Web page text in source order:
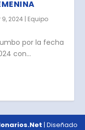
9, 2024 | Equipo
por la fecha
con...
| Diseñado